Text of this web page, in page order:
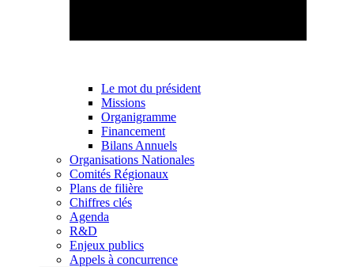
Le mot du président
Missions
Organigramme
Financement
Bilans Annuels
Organisations Nationales
Comités Régionaux
Plans de filière
Chiffres clés
Agenda
R&D
Enjeux publics
Appels à concurrence